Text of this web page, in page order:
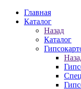
Главная
Каталог
Назад
Каталог